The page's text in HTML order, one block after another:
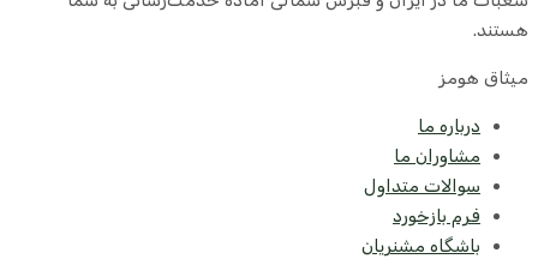
هستند.
میثاق هومز
درباره ما
مشاوران ما
سوالات متداول
فرم بازخورد
باشگاه مشنریان